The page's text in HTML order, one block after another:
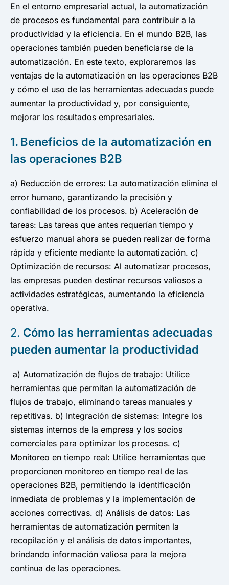
En el entorno empresarial actual, la automatización
de procesos es fundamental para contribuir a la
productividad y la eficiencia. En el mundo B2B, las
operaciones también pueden beneficiarse de la
automatización. En este texto, exploraremos las
ventajas de la automatización en las operaciones B2B
y cómo el uso de las herramientas adecuadas puede
aumentar la productividad y, por consiguiente,
mejorar los resultados empresariales.
1. Beneficios de la automatización en
las operaciones B2B
a) Reducción de errores: La automatización elimina el
error humano, garantizando la precisión y
confiabilidad de los procesos. b) Aceleración de
tareas: Las tareas que antes requerían tiempo y
esfuerzo manual ahora se pueden realizar de forma
rápida y eficiente mediante la automatización. c)
Optimización de recursos: Al automatizar procesos,
las empresas pueden destinar recursos valiosos a
actividades estratégicas, aumentando la eficiencia
operativa.
2. Cómo las herramientas adecuadas
pueden aumentar la productividad
a) Automatización de flujos de trabajo: Utilice
herramientas que permitan la automatización de
flujos de trabajo, eliminando tareas manuales y
repetitivas. b) Integración de sistemas: Integre los
sistemas internos de la empresa y los socios
comerciales para optimizar los procesos. c)
Monitoreo en tiempo real: Utilice herramientas que
proporcionen monitoreo en tiempo real de las
operaciones B2B, permitiendo la identificación
inmediata de problemas y la implementación de
acciones correctivas. d) Análisis de datos: Las
herramientas de automatización permiten la
recopilación y el análisis de datos importantes,
brindando información valiosa para la mejora
continua de las operaciones.